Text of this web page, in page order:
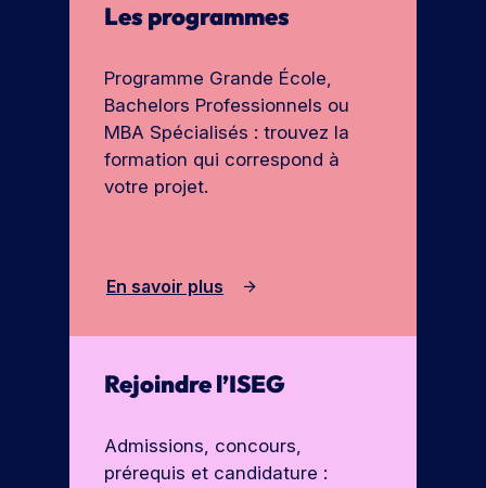
Les programmes
Programme Grande École,
Bachelors Professionnels ou
MBA Spécialisés : trouvez la
formation qui correspond à
votre projet.
En savoir plus
Rejoindre l’ISEG
Admissions, concours,
prérequis et candidature :